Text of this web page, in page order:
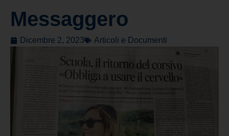
Messaggero
Dicembre 2, 2023 Articoli e Documenti